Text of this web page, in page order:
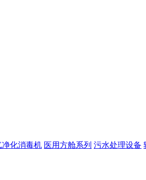
净化消毒机 医用方舱系列 污水处理设备